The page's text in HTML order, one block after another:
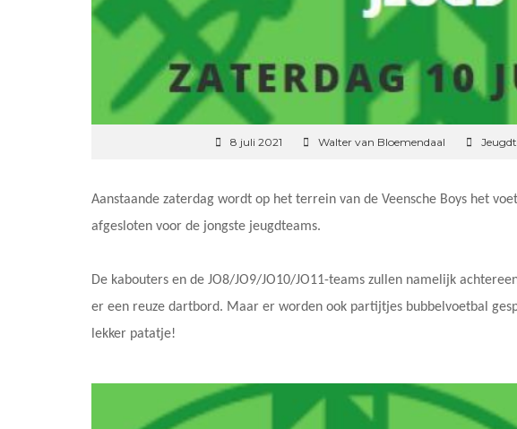
8 juli 2021 Walter van Bloemendaal
Aanstaande zaterdag wordt op het terrein van de Veensche Boys het
afgesloten voor de jongste jeugdteams.
De kabouters en de JO8/JO9/JO10/JO11-teams zullen namelijk
er een reuze dartbord. Maar er worden ook partijtjes bubbelvoetbal
lekker patatje!